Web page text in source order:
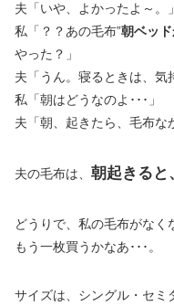
夫「いや、よかったよ～。」
私「？？あの毛布”朝ベッ
やった？」
夫「うん。寝るときは、気
私「朝はどうなのよ･･･」
夫「朝、起きたら、毛布な
夫の毛布は、 朝起きると
どうりで、私の毛布がなく
もう一枚買うかなあ･･･。
サイズは、シングル・セミ